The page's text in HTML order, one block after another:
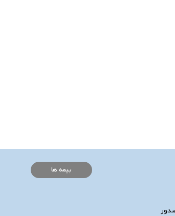
بیمه ها